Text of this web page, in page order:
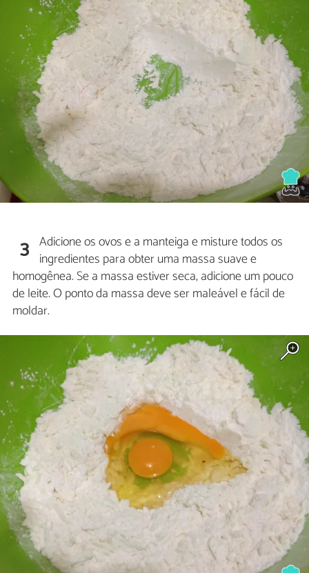
3 Adicione os ovos e a manteiga e misture todos os
ingredientes para obter uma massa suave e
homogênea. Se a massa estiver seca, adicione um pouco
de leite. O ponto da massa deve ser maleável e fácil de
moldar.